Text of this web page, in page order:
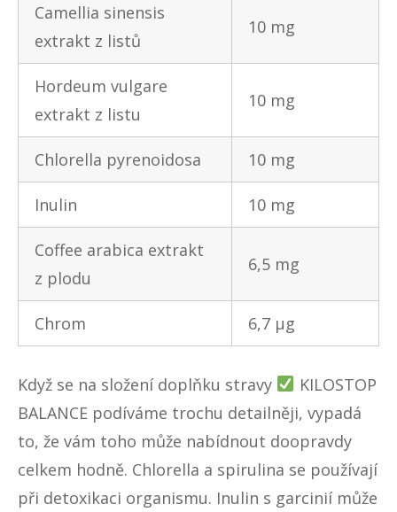
Camellia sinensis
extrakt z listů
10 mg
Hordeum vulgare
extrakt z listu
10 mg
Chlorella pyrenoidosa 10 mg
Inulin 10 mg
Coffee arabica extrakt
z plodu
6,5 mg
Chrom 6,7 µg
Když se na složení doplňku stravy
KILOSTOP
BALANCE podíváme trochu detailněji, vypadá
to, že vám toho může nabídnout doopravdy
celkem hodně. Chlorella a spirulina se používají
při detoxikaci organismu. Inulin s garcinií může